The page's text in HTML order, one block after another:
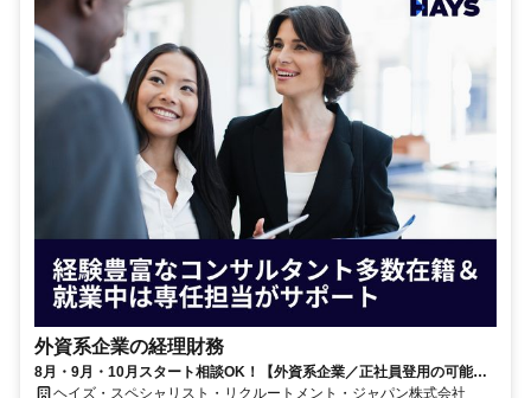
外資系企業の経理財務
8月・9月・10月スタート相談OK！【外資系企業／正社員登用の可能性
大／700万～800万／リモート勤務OK】経理財務
ヘイズ・スペシャリスト・リクルートメント・ジャパン株式会社